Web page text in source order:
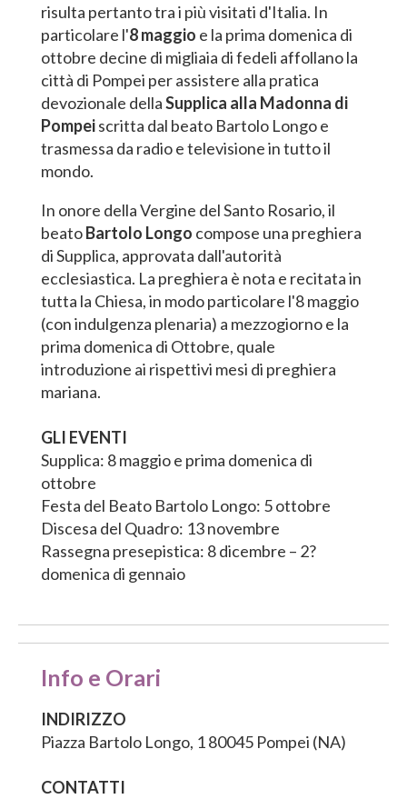
risulta pertanto tra i più visitati d'Italia. In
particolare l'8 maggio e la prima domenica di
ottobre decine di migliaia di fedeli affollano la
città di Pompei per assistere alla pratica
devozionale dellaSupplica alla Madonna di
Pompeiscritta dal beato Bartolo Longo e
trasmessa da radio e televisione in tutto il
mondo.
In onore della Vergine del Santo Rosario, il
beatoBartolo Longo compose una preghiera
di Supplica, approvata dall'autorità
ecclesiastica. La preghiera è nota e recitata in
tutta la Chiesa, in modo particolare l'8 maggio
(con indulgenza plenaria) a mezzogiorno e la
prima domenica di Ottobre, quale
introduzione ai rispettivi mesi di preghiera
mariana.
GLI EVENTI
Supplica: 8 maggio e prima domenica di
ottobre
Festa del Beato Bartolo Longo: 5 ottobre
Discesa del Quadro: 13 novembre
Rassegna presepistica: 8 dicembre – 2?
domenica di gennaio
Info e Orari
INDIRIZZO
Piazza Bartolo Longo, 1 80045 Pompei (NA)
CONTATTI